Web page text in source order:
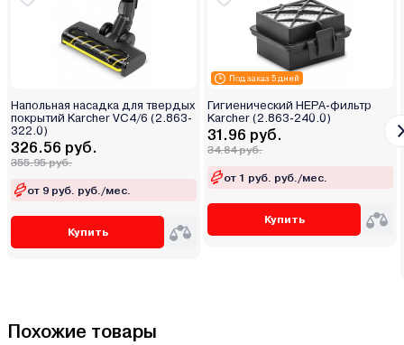
Напольная насадка для твердых
покрытий Karcher VC4/6 (2.863-
322.0)
326.56 руб.
355.95 руб.
от 9 руб. руб./мес.
Купить
Под заказ 5 дней
Гигиенический HEPA-фильтр
Karcher (2.863-240.0)
31.96 руб.
34.84 руб.
от 1 руб. руб./мес.
Купить
Похожие товары